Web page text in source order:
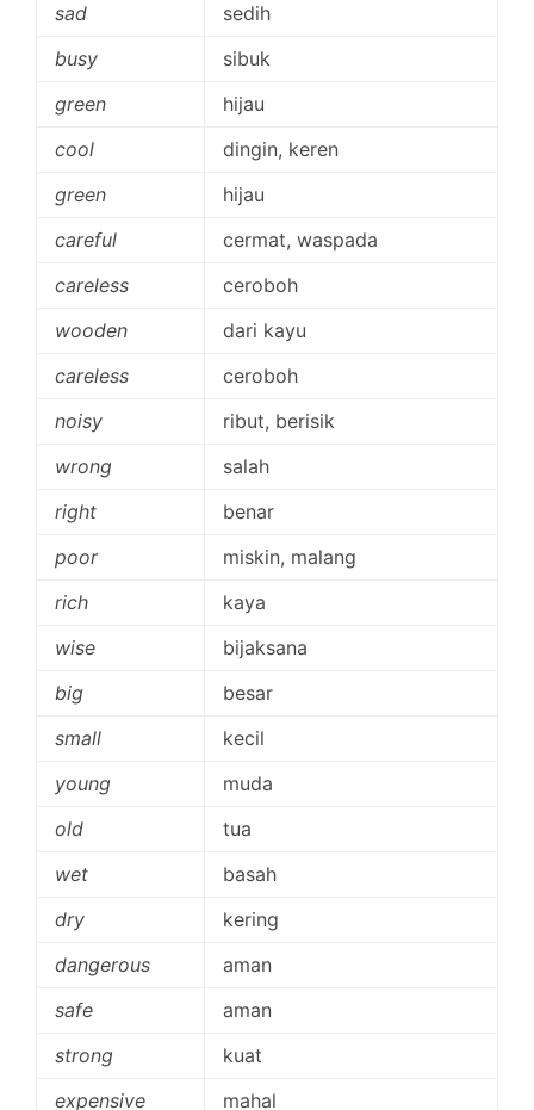
sad
sedih
busy
sibuk
green
hijau
cool
dingin, keren
green
hijau
careful
cermat, waspada
careless
ceroboh
wooden
dari kayu
careless
ceroboh
noisy
ribut, berisik
wrong
salah
right
benar
poor
miskin, malang
rich
kaya
wise
bijaksana
big
besar
small
kecil
young
muda
old
tua
wet
basah
dry
kering
dangerous
aman
safe
aman
strong
kuat
expensive
mahal